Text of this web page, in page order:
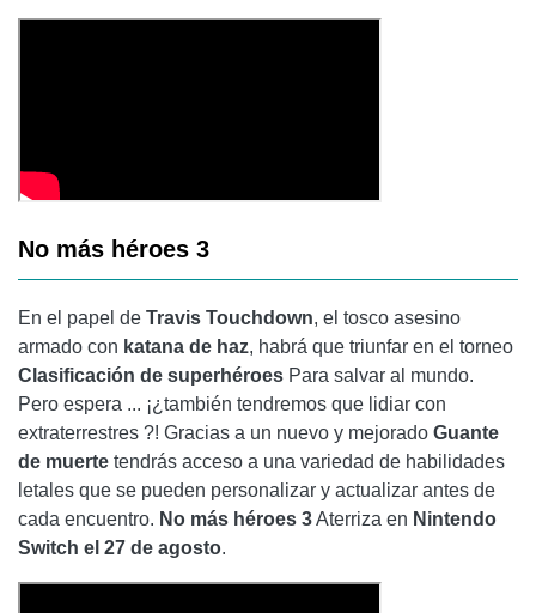
No más héroes 3
En el papel de Travis Touchdown, el tosco asesino
armado con katana de haz, habrá que triunfar en el torneo
Clasificación de superhéroes Para salvar al mundo.
Pero espera ... ¡¿también tendremos que lidiar con
extraterrestres ?! Gracias a un nuevo y mejorado Guante
de muerte tendrás acceso a una variedad de habilidades
letales que se pueden personalizar y actualizar antes de
cada encuentro. No más héroes 3Aterriza en Nintendo
Switch el 27 de agosto.